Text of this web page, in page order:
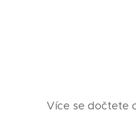
Více se dočtete